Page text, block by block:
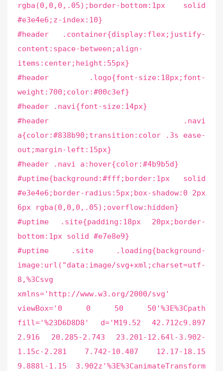
rgba(0,0,0,.05);border-bottom:1px solid
#e3e4e6;z-index:10}
#header .container{display:flex;justify-
content:space-between;align-
items:center;height:55px}
#header .logo{font-size:18px;font-
weight:700;color:#00c3ef}
#header .navi{font-size:14px}
#header .navi
a{color:#838b90;transition:color .3s ease-
out;margin-left:15px}
#header .navi a:hover{color:#4b9b5d}
#uptime{background:#fff;border:1px solid
#e3e4e6;border-radius:5px;box-shadow:0 2px
6px rgba(0,0,0,.05);overflow:hidden}
#uptime .site{padding:18px 20px;border-
bottom:1px solid #e7e8e9}
#uptime .site .loading{background-
image:url("data:image/svg+xml;charset=utf-
8,%3Csvg
xmlns='http://www.w3.org/2000/svg'
viewBox='0 0 50 50'%3E%3Cpath
fill='%23D6D8D8' d='M19.52 42.712c9.897
2.916 20.285-2.743 23.201-12.64l-3.902-
1.15c-2.281 7.742-10.407 12.17-18.15
9.888l-1.15 3.902z'%3E%3CanimateTransform